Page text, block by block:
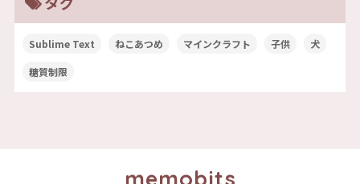
Sublime Text ねこあつめ マインクラフト 子供 犬
糖質制限